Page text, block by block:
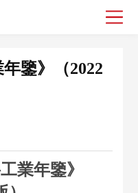
鑒》（2022
業年鑒》